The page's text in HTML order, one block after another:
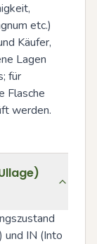
etc.)
Käufer,
Lagen
für
Flasche
werden.
und IN (Into